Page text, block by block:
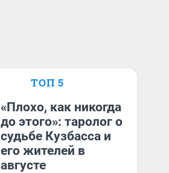
ТОП 5
«Плохо, как никогда
до этого»: таролог о
судьбе Кузбасса и
его жителей в
августе